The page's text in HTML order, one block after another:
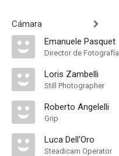
Cámara
Emanuele Pasquet
Director de Fotografía
Loris Zambelli
Still Photographer
Roberto Angelelli
Grip
Luca Dell'Oro
Steadicam Operator